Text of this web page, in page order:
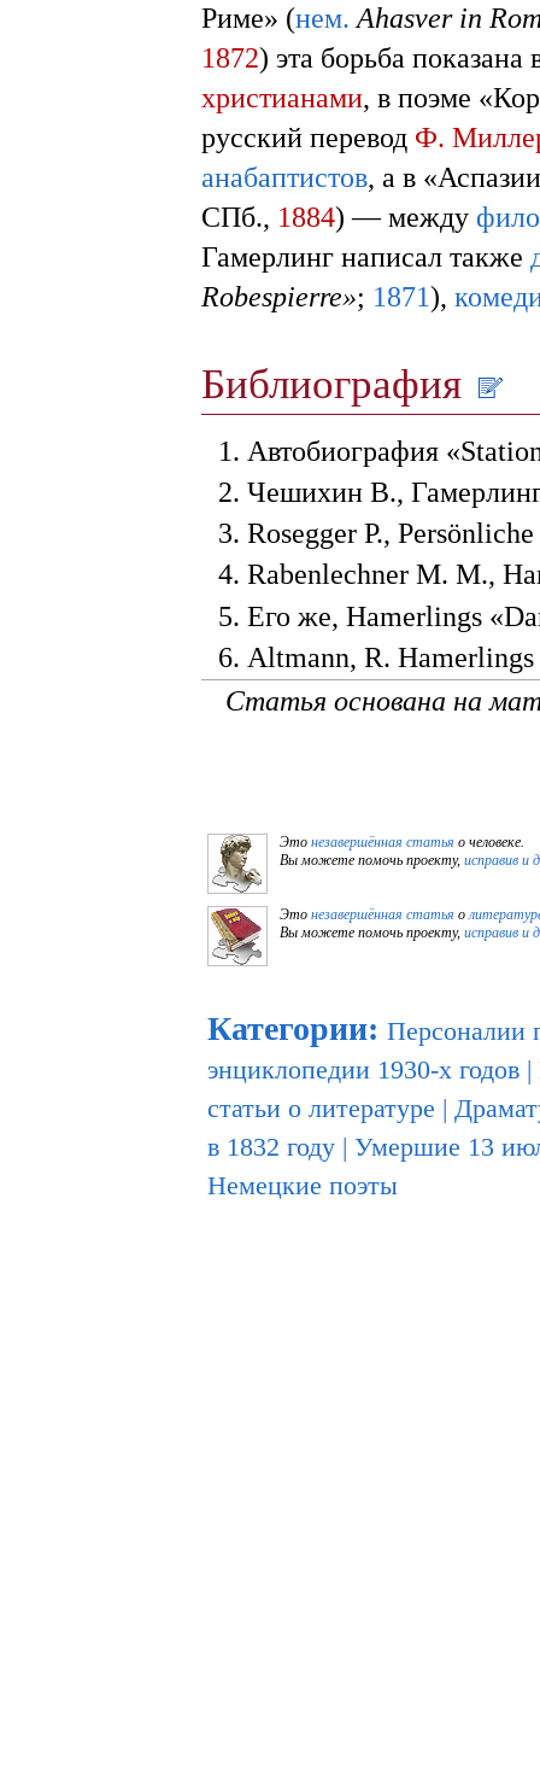
Риме» (нем. Ahasver in
1872) эта борьба
христианами, в поэме
русский перевод Ф.
анабаптистов, а в
СПб., 1884) — между
Гамерлинг написал также
Robespierre»; 1871),
Библиография
Автобиография
Чешихин В.,
Rosegger P.,
Rabenlechner M. M.,
Его же, Hamerlings
Altmann, R.
Статья основана на
Это незавершённая статья о человеке.
Вы можете помочь проекту, исправив и
Это незавершённая статья о
Вы можете помочь проекту, исправив и
Категории: Персоналии
энциклопедии 1930-х годов |
статьи о литературе |
в 1832 году | Умершие 13
Немецкие поэты